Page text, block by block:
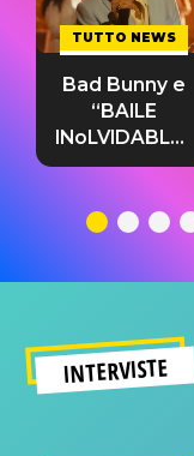
TUTTO NEWS
Bad Bunny e
“BAILE
INoLVIDABLE”:
testo,
significato
INTERVISTE